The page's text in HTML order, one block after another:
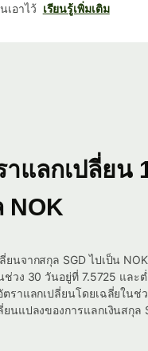
เอาไว้ เรียนรู้เพิ่มเติม
แลกเปลี่ยน
NOK
ยนจากสกุล SGD ไปเป็น
ช่วง 30 วันอยู่ที่ 7.5725 และ
ราแลกเปลี่ยนโดยเฉลี่ยในช่
ยนแปลงของการแลกเงินสกุล